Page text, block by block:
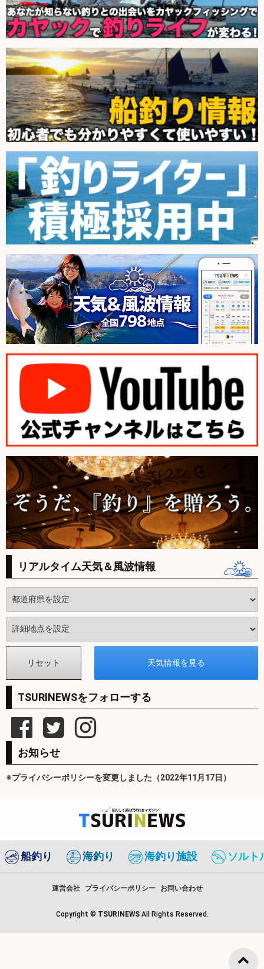
リアルタイム天気＆風波情報
TSURINEWSをフォローする
お知らせ
※プライバシーポリシーを変更しました（2022年11月17日）
船釣り 海釣り 海釣り施設 ソルト
運営会社 プライバシーポリシー お問い合わせ
Copyright © TSURINEWS All Rights Reserved.